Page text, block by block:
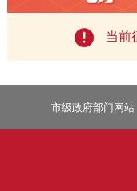
当前
市级政府部门网站